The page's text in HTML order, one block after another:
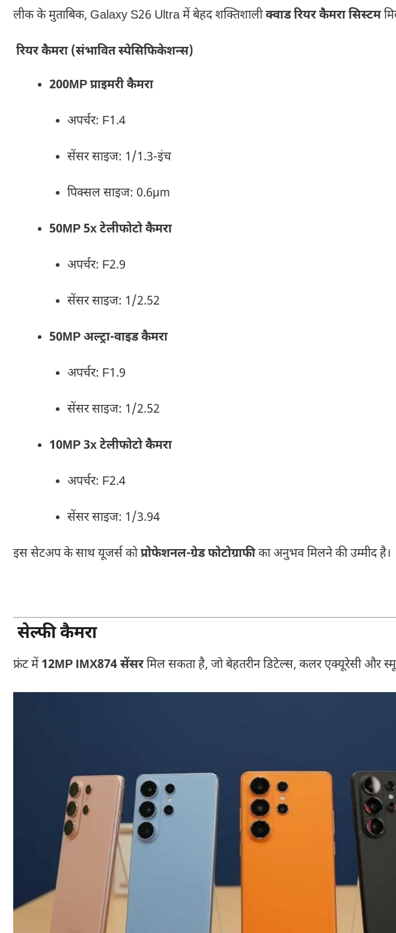
लीक के मुताबिक, Galaxy S26 Ultra में बेहद शक्तिशालीक्वाड रियर कैमरा सिस्टम
रियर कैमरा (संभावित स्पेसिफिकेशन्स)
200MP प्राइमरी कैमरा
अपर्चर: F1.4
सेंसर साइज: 1/1.3-इंच
पिक्सल साइज: 0.6μm
50MP 5x टेलीफोटो कैमरा
अपर्चर: F2.9
सेंसर साइज: 1/2.52
50MP अल्ट्रा-वाइड कैमरा
अपर्चर: F1.9
सेंसर साइज: 1/2.52
10MP 3x टेलीफोटो कैमरा
अपर्चर: F2.4
सेंसर साइज: 1/3.94
इस सेटअप के साथ यूजर्स कोप्रोफेशनल-ग्रेड फोटोग्राफीका अनुभव मिलने की उम्मीद है।
सेल्फी कैमरा
फ्रंट में12MP IMX874 सेंसरमिल सकता है, जो बेहतरीन डिटेल्स, कलर एक्यूरेसी और